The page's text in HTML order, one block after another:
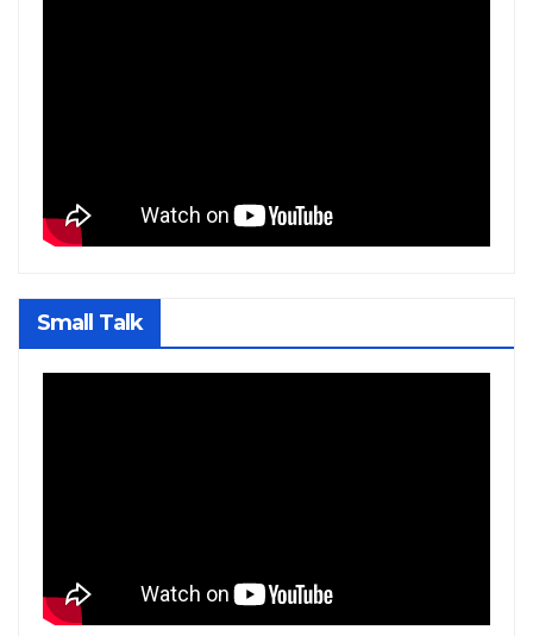
Small Talk